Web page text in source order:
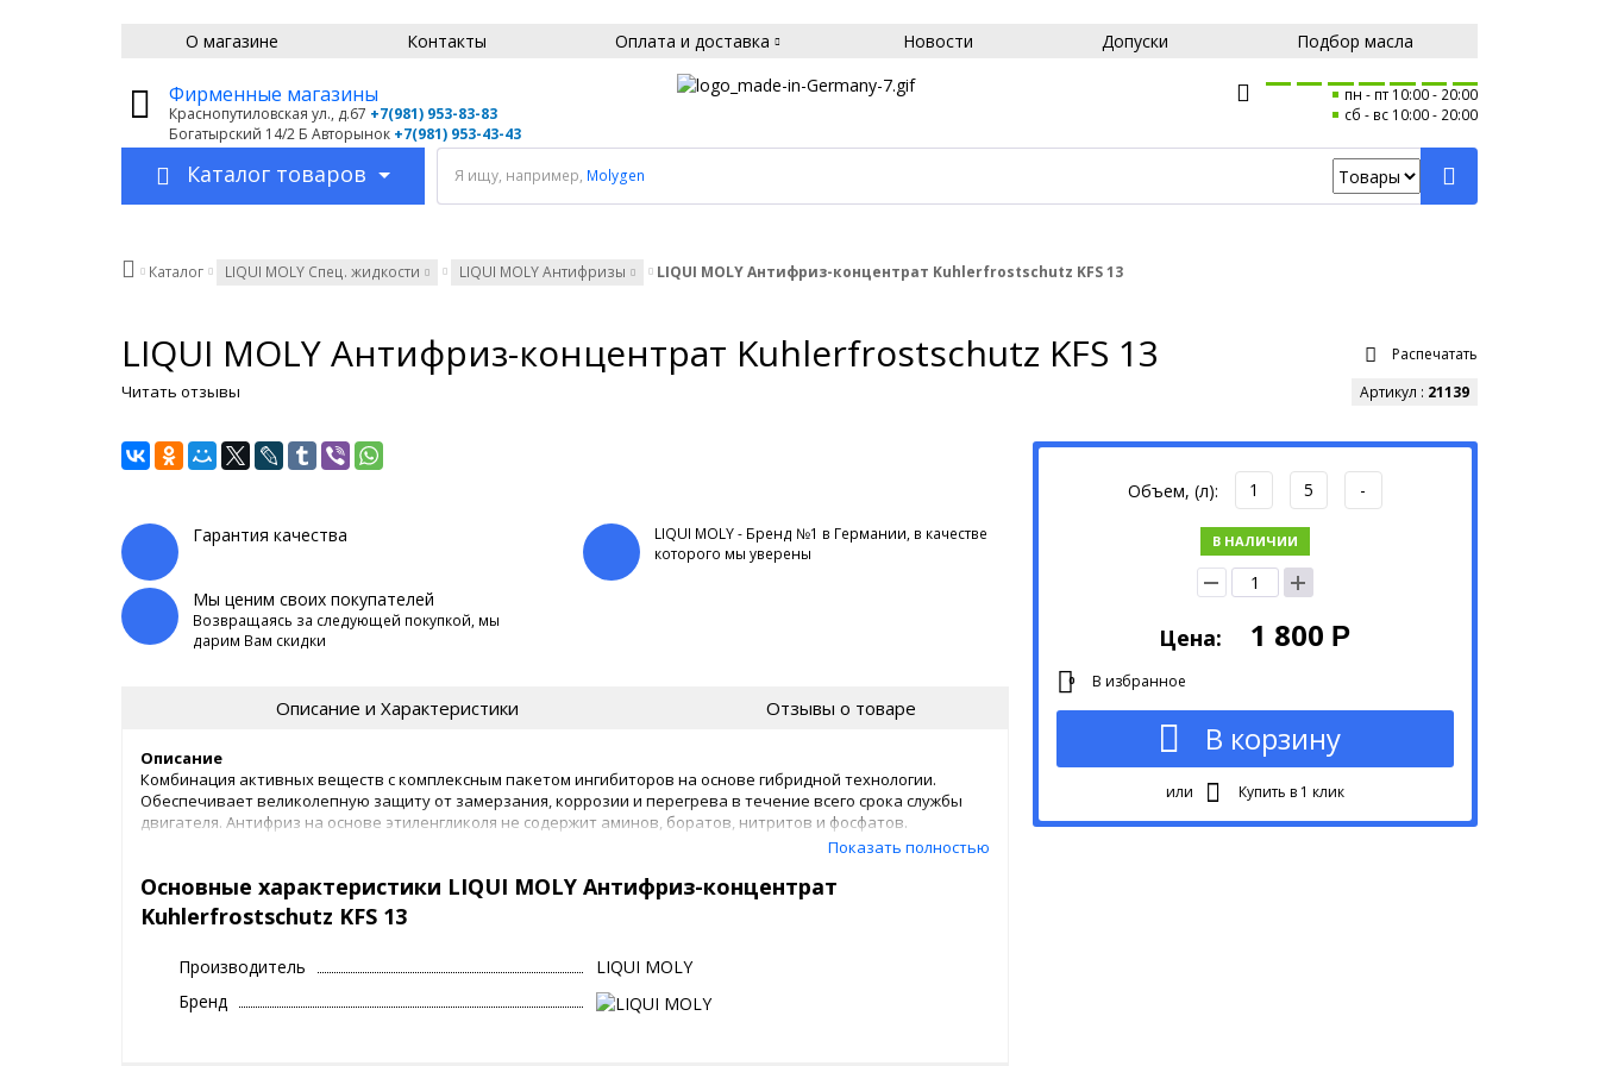
О магазине Контакты Оплата и доставка Новости Допуски Подбор масла
пн - пт 10:00
20:00
сб - вс 10:00
20:00
Фирменные магазины
Краснопутиловская ул., д.67 +7(981) 953-83-83
Богатырский 14/2 Б Авторынок +7(981) 953-43-43
Я ищу, например, Molygen
Каталог товаров
Каталог LIQUI MOLY Спец. жидкости LIQUI MOLY Антифризы LIQUI MOLY Антифриз-концентрат Kuhlerfrostschutz KFS 13
Распечатать
LIQUI MOLY Антифриз-концентрат Kuhlerfrostschutz KFS 13
Читать отзывы Артикул : 21139
NEW
Объем, (л): 1 5 -
В НАЛИЧИИ
Цена: 1 800 Р
0 В избранное
В корзину
или Купить в 1 клик
Гарантия качества
LIQUI MOLY - Бренд №1 в Германии, в качестве
которого мы уверены
Мы ценим своих покупателей
Возвращаясь за следующей покупкой, мы
дарим Вам скидки
Описание и Характеристики Отзывы о товаре
Описание
Комбинация активных веществ с комплексным пакетом ингибиторов на основе гибридной технологии.
Обеспечивает великолепную защиту от замерзания, коррозии и перегрева в течение всего срока службы
двигателя. Антифриз на основе этиленгликоля не содержит аминов, боратов, нитритов и фосфатов.
не содержит амины, бораты, нитриты и фосфаты
отличная защита от коррозии
отличная защита от перегрева
Показать полностью
Основные характеристики LIQUI MOLY Антифриз-концентрат
Kuhlerfrostschutz KFS 13
Производитель
LIQUI MOLY
Бренд